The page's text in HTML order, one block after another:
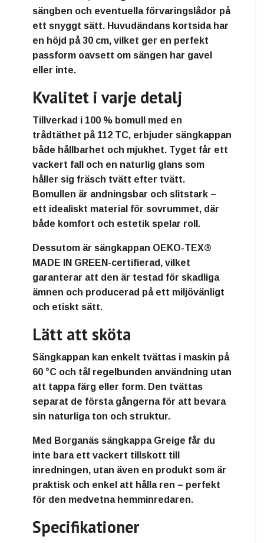
sängben och eventuella förvaringslådor på
ett snyggt sätt. Huvudändans kortsida har
en höjd på 30 cm, vilket ger en perfekt
passform oavsett om sängen har gavel
eller inte.
Kvalitet i varje detalj
Tillverkad i 100 % bomull
med en
trådtäthet på 112 TC, erbjuder sängkappan
både hållbarhet och mjukhet. Tyget får ett
vackert fall och en naturlig glans som
håller sig fräsch tvätt efter tvätt.
Bomullen är andningsbar och slitstark –
ett idealiskt material för sovrummet, där
både komfort och estetik spelar roll.
Dessutom är sängkappan OEKO-TEX®
MADE IN GREEN-certifierad , vilket
garanterar att den är testad för skadliga
ämnen och producerad på ett miljövänligt
och etiskt sätt.
Lätt att sköta
Sängkappan kan enkelt tvättas i maskin på
60 °C och tål regelbunden användning utan
att tappa färg eller form. Den tvättas
separat de första gångerna för att bevara
sin naturliga ton och struktur.
Med Borganäs sängkappa Greige får du
inte bara ett vackert tillskott till
inredningen, utan även en produkt som är
praktisk och enkel att hålla ren – perfekt
för den medvetna hemminredaren.
Specifikationer